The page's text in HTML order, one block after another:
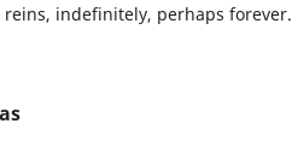
indefinitely, perhaps forever.